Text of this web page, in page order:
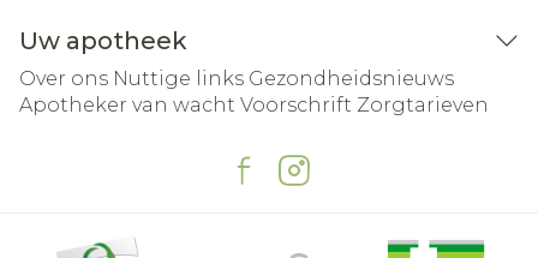
Uw apotheek
Over ons Nuttige links Gezondheidsnieuws
Apotheker van wacht Voorschrift Zorgtarieven